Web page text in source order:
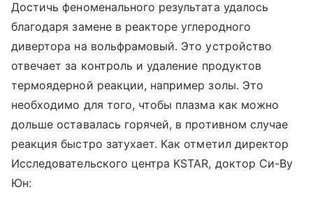
Достичь феноменального результата удалось
благодаря замене в реакторе углеродного
дивертора на вольфрамовый. Это устройство
отвечает за контроль и удаление продуктов
термоядерной реакции, например золы. Это
необходимо для того, чтобы плазма как можно
дольше оставалась горячей, в противном случае
реакция быстро затухает. Как отметил директор
Исследовательского центра KSTAR, доктор Си-Ву
Юн: